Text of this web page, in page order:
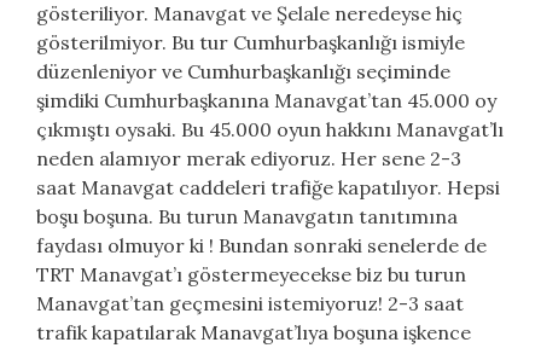
gösteriliyor. Manavgat ve Şelale neredeyse hiç
gösterilmiyor. Bu tur Cumhurbaşkanlığı ismiyle
düzenleniyor ve Cumhurbaşkanlığı seçiminde
şimdiki Cumhurbaşkanına Manavgat’tan 45.000 oy
çıkmıştı oysaki. Bu 45.000 oyun hakkını Manavgat’lı
neden alamıyor merak ediyoruz. Her sene 2-3
saat Manavgat caddeleri trafiğe kapatılıyor. Hepsi
boşu boşuna. Bu turun Manavgatın tanıtımına
faydası olmuyor ki ! Bundan sonraki senelerde de
TRT Manavgat’ı göstermeyecekse biz bu turun
Manavgat’tan geçmesini istemiyoruz! 2-3 saat
trafik kapatılarak Manavgat’lıya boşuna işkence